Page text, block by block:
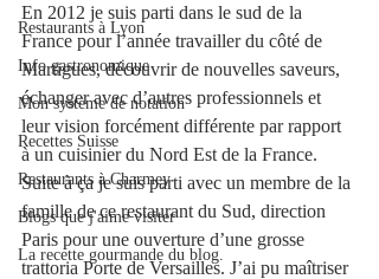
Restaurants à Lyon
Info gastronomique
Mon système de notation
Recettes Suisse
Restaurants à Charmey
Blogs que j'aime visiter
La recette gourmande du blog.
En 2012 je suis parti dans le sud de la
France pour l’année travailler du côté de
Martigues, découvrir de nouvelles saveurs,
échanger avec d’autres professionnels et
leur vision forcément différente par rapport
à un cuisinier du Nord Est de la France.
Suite à ça je suis parti avec un membre de la
famille de ce restaurant du Sud, direction
Paris pour une ouverture d’une grosse
trattoria Porte de Versailles. J’ai pu maîtriser